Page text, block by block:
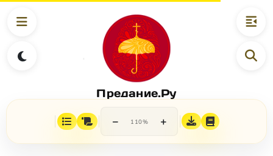
Предание.Ру
− 110% +